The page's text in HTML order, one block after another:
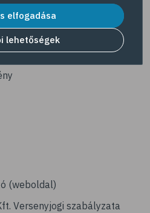
(weboldal)
Versenyjogi szabályzata
elfogadása
lehetőségek